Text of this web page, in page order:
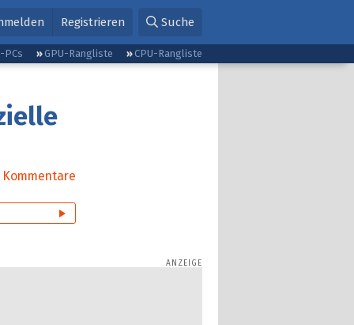
Registrieren Suche
PCs GPU-Rangliste CPU-Rangliste
Kommentare